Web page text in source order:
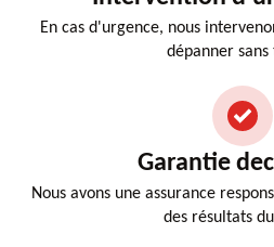
En cas d'urgence, nous
dépanner sans
Garantie
Nous avons une assurance
des résultats